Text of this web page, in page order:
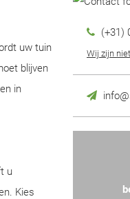
uw tuin
blijven
in
u
Kies
(+31)
Wij zijn